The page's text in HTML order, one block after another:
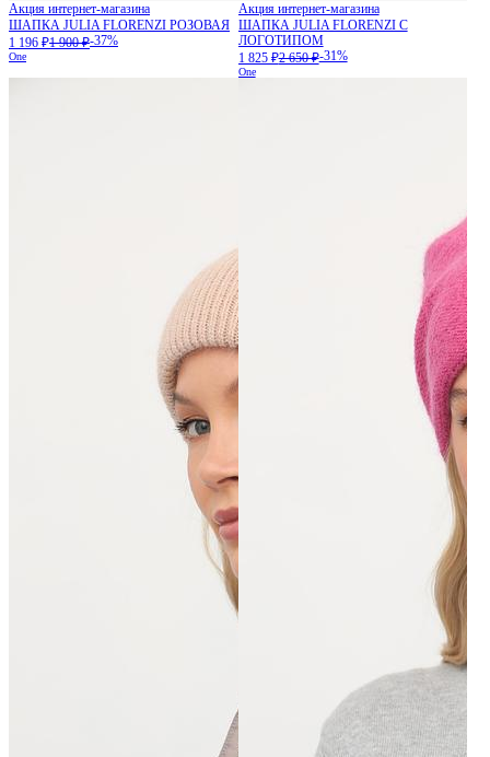
Акция интернет-магазина
ШАПКА JULIA FLORENZI РОЗОВАЯ
1 196 ₽1 900 ₽-37%
One
Акция интернет-магазина
ШАПКА JULIA FLORENZI С
ЛОГОТИПОМ
1 825 ₽2 650 ₽-31%
One